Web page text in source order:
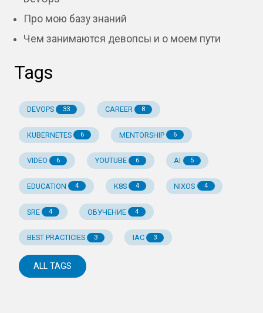
Про мою базу знаний
Чем занимаются девопсы и о моем пути
Tags
DEVOPS 33 CAREER 8
KUBERNETES 6 MENTORSHIP 6
VIDEO 6 YOUTUBE 6 AI 5
EDUCATION 4 K8S 4 NIXOS 4
SRE 4 ОБУЧЕНИЕ 4
BEST PRACTICIES 3 IAC 3
ALL TAGS